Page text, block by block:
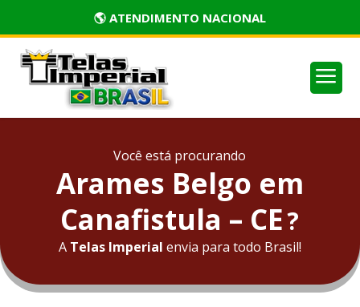
🏅 PRODUTOS CERTIFICADOS
a
Você está procurando
Arames Belgo em
Canafistula – CE?
A Telas Imperial envia para todo Brasil!